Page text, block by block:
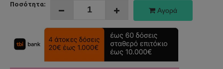
Ποσότητα:
Αγορά